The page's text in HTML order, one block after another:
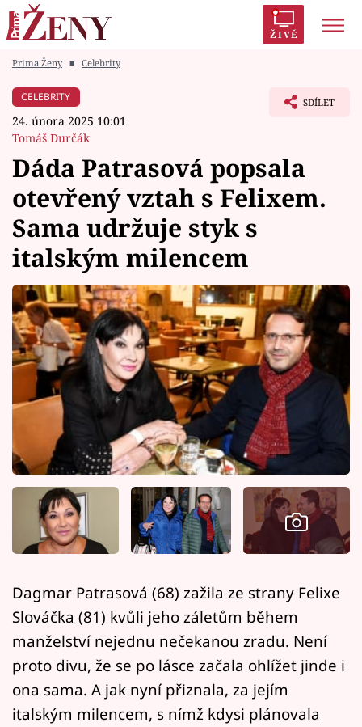
ŽIVĚ
Módní alarm
Témata
Celebrity
Vztahy
Seriály
Horoskopy
Sledujte prima+
Filmový festival Karlovy Vary
Pořady
Mámy sobě
Sledujte nás
Prima Ženy ■ Celebrity
CELEBRITY
24. února 2025 10:01
Tomáš Durčák
SDÍLET
Dáda Patrasová popsala
otevřený vztah s Felixem.
Sama udržuje styk s
italským milencem
Dagmar Patrasová (68) zažila ze strany Felixe
Slováčka (81) kvůli jeho záletům během
manželství nejednu nečekanou zradu. Není
proto divu, že se po lásce začala ohlížet jinde i
ona sama. A jak nyní přiznala, za jejím
italským milencem, s nímž kdysi plánovala